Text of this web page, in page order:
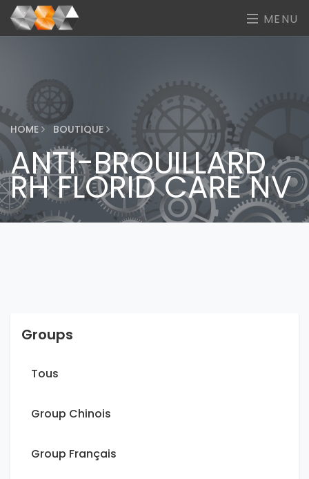
MENU
HOME BOUTIQUE
ANTI-BROUILLARD
RH FLORID CARE NV
Groups
Tous
Group Chinois
Group Français